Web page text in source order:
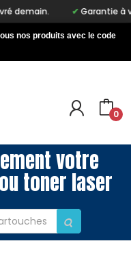
Garantie à vie
nos produits avec le code
0
votre
toner laser